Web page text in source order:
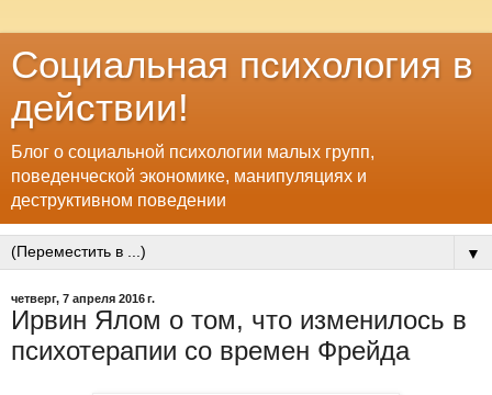
Социальная психология в
действии!
Блог о социальной психологии малых групп,
поведенческой экономике, манипуляциях и
деструктивном поведении
▼
четверг, 7 апреля 2016 г.
Ирвин Ялом о том, что изменилось в
психотерапии со времен Фрейда